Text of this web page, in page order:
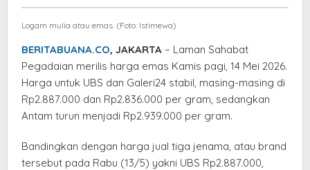
Untuk
Kamis
Pagi
Logam mulia atau emas. (Foto: Istimewa)
BERITABUANA.CO, JAKARTA – Laman Sahabat
Pegadaian merilis harga emas Kamis pagi, 14 Mei 2026.
Harga untuk UBS dan Galeri24 stabil, masing-masing di
Rp2.887.000 dan Rp2.836.000 per gram, sedangkan
Antam turun menjadi Rp2.939.000 per gram.
Bandingkan dengan harga jual tiga jenama, atau brand
tersebut pada Rabu (13/5) yakni UBS Rp2.887.000,